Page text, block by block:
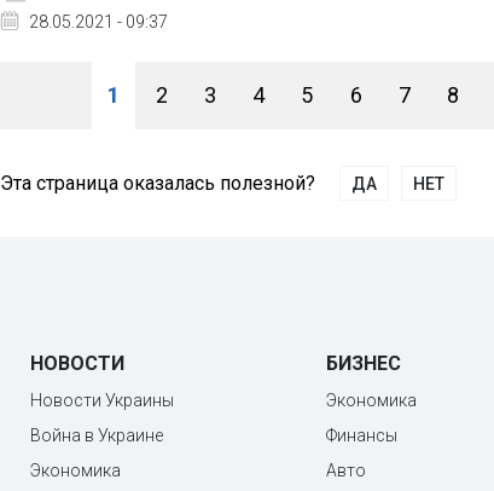
28.05.2021 - 09:37
1 2 3 4 5 6 7 8
Эта страница оказалась полезной? ДА НЕТ
НОВОСТИ
Новости Украины
Война в Украине
Экономика
БИЗНЕС
Экономика
Финансы
Авто